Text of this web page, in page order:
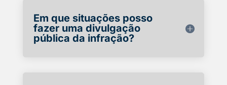
Em que situações posso
fazer uma divulgação
pública da infração?